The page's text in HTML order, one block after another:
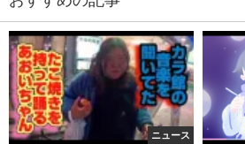
ニュース